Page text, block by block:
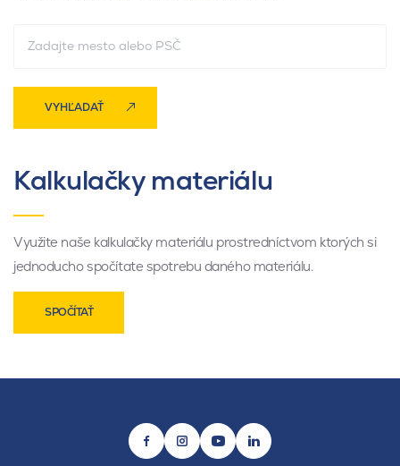
VYHĽADAŤ
Kalkulačky materiálu
Využite naše kalkulačky materiálu prostredníctvom ktorých si
jednoducho spočítate spotrebu daného materiálu.
SPOČÍTAŤ